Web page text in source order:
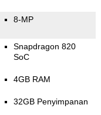
8-MP
Snapdragon 820
SoC
4GB RAM
32GB Penyimpanan